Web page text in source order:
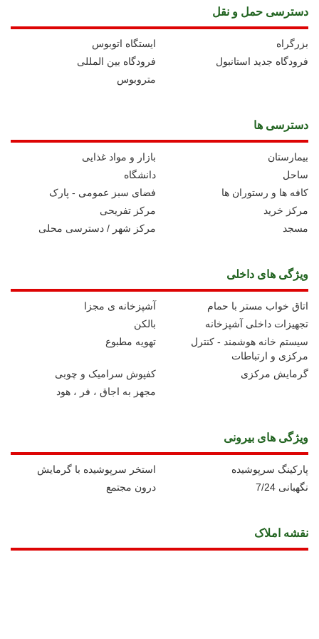
دسترسی حمل و نقل
ايستگاه اتوبوس
بزرگراه
فرودگاه بین المللی
فرودگاه جدید استانبول
متروبوس
دسترسی ها
بازار و مواد غذایی
بیمارستان
دانشگاه
ساحل
فضای سبز عمومی - پارک
کافه ها و رستوران ها
مرکز تفریحی
مرکز خرید
مرکز شهر / دسترسی محلی
مسجد
ویژگی های داخلی
آشپزخانه ی مجزا
اتاق خواب مستر با حمام
بالکن
تجهیزات داخلی آشپزخانه
تهویه مطبوع
سیستم خانه هوشمند - کنترل
مرکزی و ارتباطات
کفپوش سرامیک و چوبی
گرمایش مرکزی
مجهز به اجاق ، فر ، هود
ویژگی های بیرونی
استخر سرپوشیده با گرمایش
پارکینگ سرپوشیده
درون مجتمع
نگهبانی 7/24
نقشه املاک